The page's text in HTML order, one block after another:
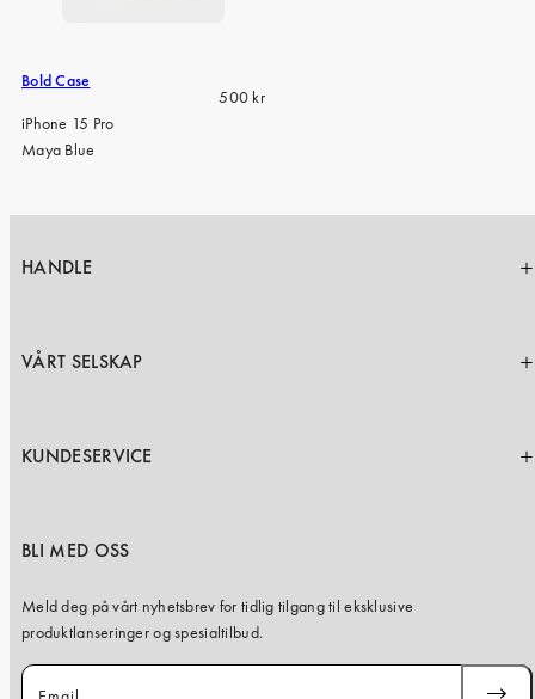
Bold Case
Regular
500 kr
iPhone 15 Pro
Maya Blue
HANDLE
VÅRT SELSKAP
KUNDESERVICE
BLI MED OSS
Meld deg på vårt nyhetsbrev for tidlig tilgang til eksklusive
produktlanseringer og spesialtilbud.